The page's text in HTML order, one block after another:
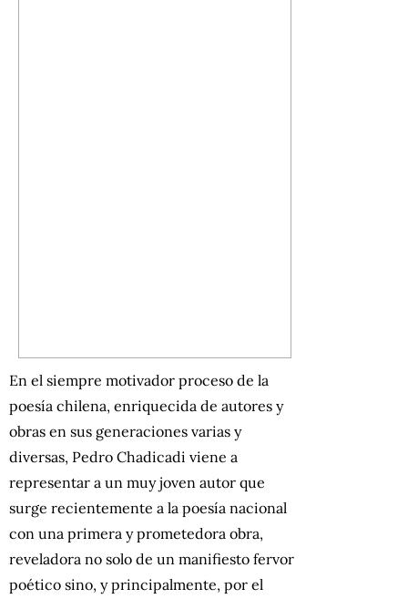
En el siempre motivador proceso de la
poesía chilena, enriquecida de autores y
obras en sus generaciones varias y
diversas, Pedro Chadicadi viene a
representar a un muy joven autor que
surge recientemente a la poesía nacional
con una primera y prometedora obra,
reveladora no solo de un manifiesto fervor
poético sino, y principalmente, por el